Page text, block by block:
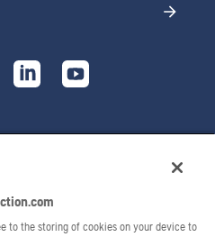
to the storing of cookies on your device to